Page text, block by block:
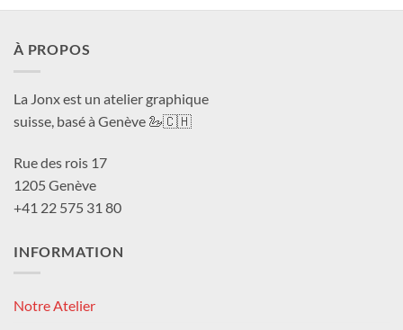
À PROPOS
La Jonx est un atelier graphique
suisse, basé à Genève 🦢🇨🇭
Rue des rois 17
1205 Genève
+41 22 575 31 80
INFORMATION
Notre Atelier